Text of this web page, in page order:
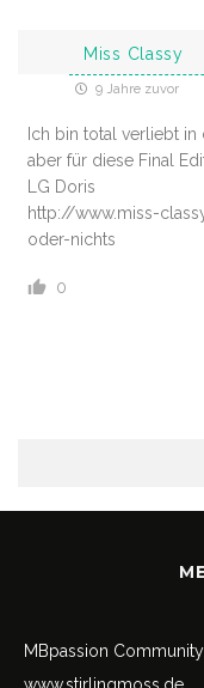
Miss Classy
9 Jahre zuvor
Ich bin total verliebt in
aber für diese Final
LG Doris
http://www.miss-
oder-nichts
0
MBpassion